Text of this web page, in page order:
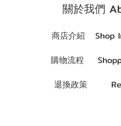
關於我們
商店介紹 Shop
購物流程
退換政策